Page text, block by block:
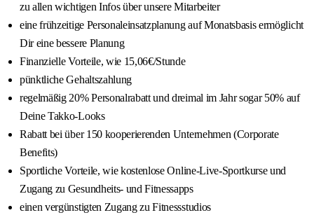
zu allen wichtigen Infos über unsere Mitarbeiter
eine frühzeitige Personaleinsatzplanung auf Monatsbasis ermöglicht
Dir eine bessere Planung
Finanzielle Vorteile, wie 15,06€/Stunde
pünktliche Gehaltszahlung
regelmäßig 20% Personalrabatt und dreimal im Jahr sogar 50% auf
Deine Takko-Looks
Rabatt bei über 150 kooperierenden Unternehmen (Corporate
Benefits)
Sportliche Vorteile, wie kostenlose Online-Live-Sportkurse und
Zugang zu Gesundheits- und Fitnessapps
einen vergünstigten Zugang zu Fitnessstudios